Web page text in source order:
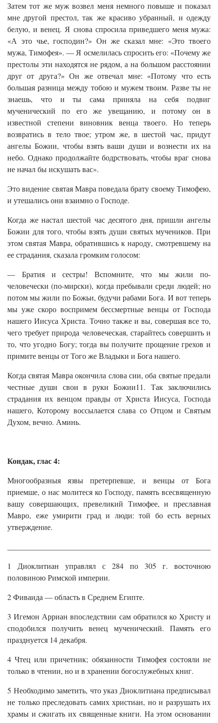
Затем тот же муж возвел меня немного повыше и показал
мне другой престол, так же красиво убранный, и одежду
белую, и венец. Я снова спросила приведшего меня мужа:
«А это чье, господин?» Он же сказал мне: «Это твоего
мужа, Тимофея». — Я осмелилась спросить его: «Почему же
престолы эти находятся не рядом, а на большом расстоянии
друг от друга?» Он же отвечал мне: «Потому что есть
большая разница между тобою и мужем твоим. Разве ты не
знаешь, что и ты сама приняла на себя подвиг
мученический по его же увещанию, и потому он в
известной степени виновник венца твоего. Но теперь
возвратись в тело твое; утром же, в шестой час, придут
ангелы Божии, чтобы взять ваши души и вознести их на
небо. Однако продолжайте бодрствовать, чтобы враг снова
не начал бы искушать вас».
Это видение святая Мавра поведала брату своему Тимофею,
и утешались они взаимно о Господе.
Когда же настал шестой час десятого дня, пришли ангелы
Божии для того, чтобы взять души святых мучеников. При
этом святая Мавра, обратившись к народу, смотревшему на
ее страдания, сказала громким голосом:
— Братия и сестры! Вспомните, что мы жили по-
человечески (по-мирски), когда пребывали среди людей; но
потом мы жили по Божьи, будучи рабами Бога. И вот теперь
мы уже скоро воспримем бессмертные венцы от Господа
нашего Иисуса Христа. Точно также и вы, совершая все то,
чего требует природа человеческая, старайтесь совершить и
то, что угодно Богу; тогда вы получите прощение грехов и
примите венцы от Того же Владыки и Бога нашего.
Когда святая Мавра окончила слова сии, оба святые предали
честные души свои в руки Божии11. Так заключились
страдания их венцом правды от Христа Иисуса, Господа
нашего, Которому воссылается слава со Отцом и Святым
Духом, вечно. Аминь.
Кондак, глас 4:
Многообразныя язвы претерпевше, и венцы от Бога
приемше, о нас молитеся ко Господу, память всесвященную
вашу совершающих, превеликий Тимофее, и преславная
Мавро, еже умирити град и люди: той бо есть верных
утверждение.
1 Диоклитиан управлял с 284 по 305 г. восточною
половиною Римской империи.
2 Фиваида — область в Среднем Египте.
3 Игемон Арриан впоследствии сам обратился ко Христу и
сподобился получить венец мученический. Память его
празднуется 14 декабря.
4 Чтец или причетник; обязанности Тимофея состояли не
только в чтении, но и в хранении богослужебных книг.
5 Необходимо заметить, что указ Диоклитиана предписывал
не только преследовать самих христиан, но и разрушать их
храмы и сжигать их священные книги. На этом основании